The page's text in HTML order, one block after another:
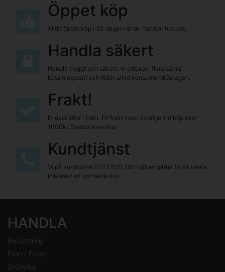
Öppet köp
Alltid öppet köp i 30 dagar när du handlar hos oss
Handla säkert
Handla tryggt och säkert. Vi erbjuder flera säkra
betalningssätt och följer alltid konsumentköplagen.
Frakt!
Endast 59kr i frakt. Fri frakt inom Sverige vid köp över
1000kr. Snabb leverans!
Kundtjänst
Vi på kundtjänst 0702 630 795 hjälper gärna till så tveka
inte med att kontakta oss.
HANDLA
Bevattning
Frön / Fröer
Grönytor